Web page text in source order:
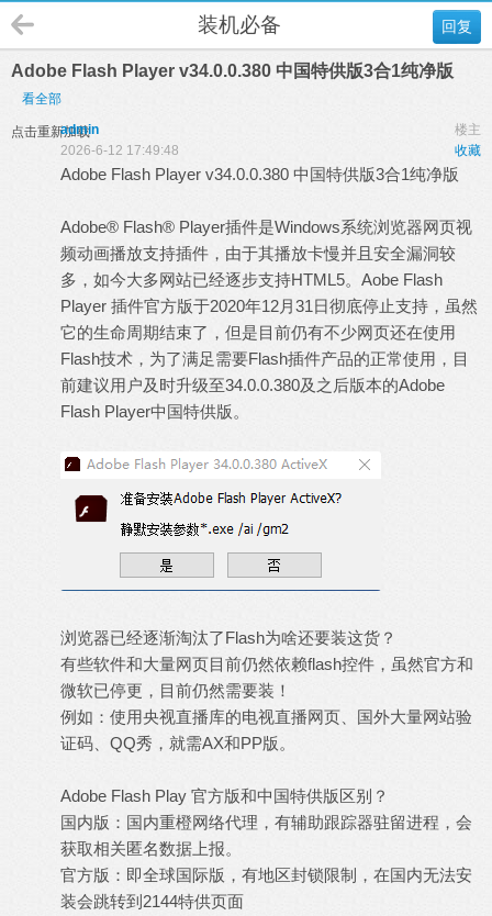
回复
装机必备
Adobe Flash Player v34.0.0.380 中国特供版3合1纯净版
看全部
点击重新加载 楼主
admin
收藏
2026-6-12 17:49:48
Adobe Flash Player v34.0.0.380 中国特供版3合1纯净版
Adobe® Flash® Player插件是Windows系统浏览器网页视
频动画播放支持插件，由于其播放卡慢并且安全漏洞较
多，如今大多网站已经逐步支持HTML5。Aobe Flash
Player 插件官方版于2020年12月31日彻底停止支持，虽然
它的生命周期结束了，但是目前仍有不少网页还在使用
Flash技术，为了满足需要Flash插件产品的正常使用，目
前建议用户及时升级至34.0.0.380及之后版本的Adobe
Flash Player中国特供版。
浏览器已经逐渐淘汰了Flash为啥还要装这货？
有些软件和大量网页目前仍然依赖flash控件，虽然官方和
微软已停更，目前仍然需要装！
例如：使用央视直播库的电视直播网页、国外大量网站验
证码、QQ秀，就需AX和PP版。
Adobe Flash Play 官方版和中国特供版区别？
国内版：国内重橙网络代理，有辅助跟踪器驻留进程，会
获取相关匿名数据上报。
官方版：即全球国际版，有地区封锁限制，在国内无法安
装会跳转到2144特供页面